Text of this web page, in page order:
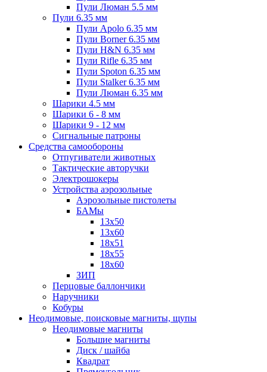
Пули Люман 5.5 мм
Пули 6.35 мм
Пули Apolo 6.35 мм
Пули Borner 6.35 мм
Пули H&N 6.35 мм
Пули Rifle 6.35 мм
Пули Spoton 6.35 мм
Пули Stalker 6.35 мм
Пули Люман 6.35 мм
Шарики 4.5 мм
Шарики 6 - 8 мм
Шарики 9 - 12 мм
Сигнальные патроны
Средства самообороны
Отпугиватели животных
Тактические авторучки
Электрошокеры
Устройства аэрозольные
Аэрозольные пистолеты
БАМы
13х50
13х60
18х51
18х55
18х60
ЗИП
Перцовые баллончики
Наручники
Кобуры
Неодимовые, поисковые магниты, щупы
Неодимовые магниты
Большие магниты
Диск / шайба
Квадрат